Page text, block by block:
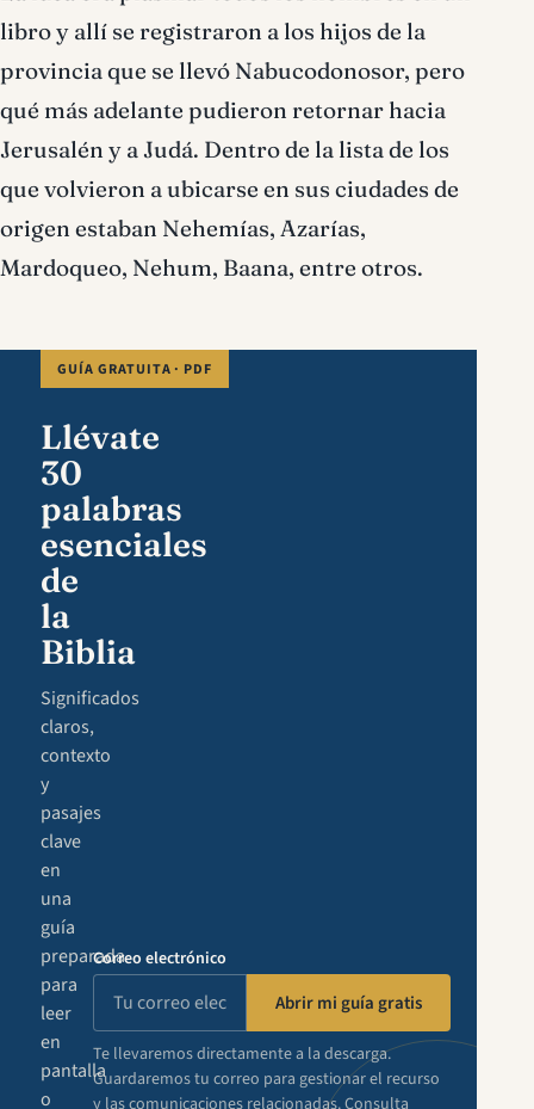
libro y allí se registraron a los hijos de la
provincia que se llevó Nabucodonosor, pero
qué más adelante pudieron retornar hacia
Jerusalén y a Judá. Dentro de la lista de los
que volvieron a ubicarse en sus ciudades de
origen estaban Nehemías, Azarías,
Mardoqueo, Nehum, Baana, entre otros.
GUÍA GRATUITA · PDF
Llévate
30
palabras
esenciales
de
la
Biblia
Significados
claros,
contexto
y
pasajes
clave
en
una
guía
preparada
para
leer
en
pantalla
o
Correo electrónico
Abrir mi guía gratis
Te llevaremos directamente a la descarga.
Guardaremos tu correo para gestionar el recurso
y las comunicaciones relacionadas. Consulta